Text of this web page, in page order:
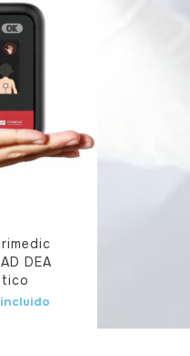
DEA
incluido